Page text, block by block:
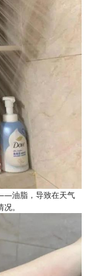
油脂，导致在天气
。